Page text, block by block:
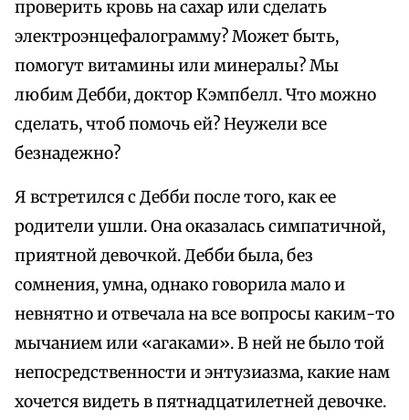
проверить кровь на сахар или сделать
электроэнцефалограмму? Может быть,
помогут витамины или минералы? Мы
любим Дебби, доктор Кэмпбелл. Что можно
сделать, чтоб помочь ей? Неужели все
безнадежно?
Я встретился с Дебби после того, как ее
родители ушли. Она оказалась симпатичной,
приятной девочкой. Дебби была, без
сомнения, умна, однако говорила мало и
невнятно и отвечала на все вопросы каким-то
мычанием или «агаками». В ней не было той
непосредственности и энтузиазма, какие нам
хочется видеть в пятнадцатилетней девочке.